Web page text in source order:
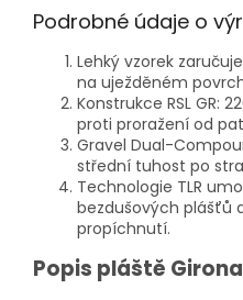
Podrobné údaje o
Lehký vzorek
na uježděném
Konstrukce RSL GR:
proti proražení od
Gravel Dual-
střední tuhost po
Technologie TLR
bezdušových plášťů
propíchnutí.
Popis pláště Girona